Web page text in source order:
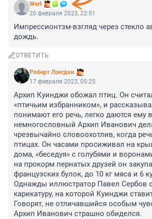
Wert
20 февраля 2023, 22:51
Импрессионтзм-взгляд через стекло
дождь.
ОТВЕТИТЬ
Роберт Лэнгдон
17 февраля 2023, 05:25
Архип Куинджи обожал птиц. Он
«птичьим избранником», и
понимают его речь, легко даются ему
немногословный Архип Иванович
чрезвычайно словоохотлив, когда
птицах. Он часами просиживал на
дома, «беседуя» с голубями и
на прокорм пернатых друзей он
французских булок, до 10 кг мяса и 6
Однажды иллюстратор Павел Сербов
карикатуру, на которой Куинджи
Говорят, не отличавшийся особым
Архип Иванович страшно обиделся.